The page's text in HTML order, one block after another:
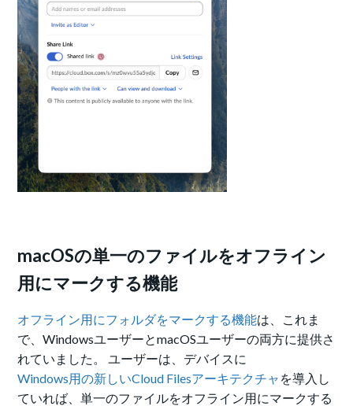
macOSの単一のファイルをオフライン
用にマークする機能
オフライン用にフォルダをマークする機能は、これま
で、WindowsユーザーとmacOSユーザーの両方に提供さ
れていました。 ユーザーは、デバイスに
Windows用の新しいCloud Filesアーキテクチャ を導入し
ていれば、単一のファイルをオフライン用にマークする